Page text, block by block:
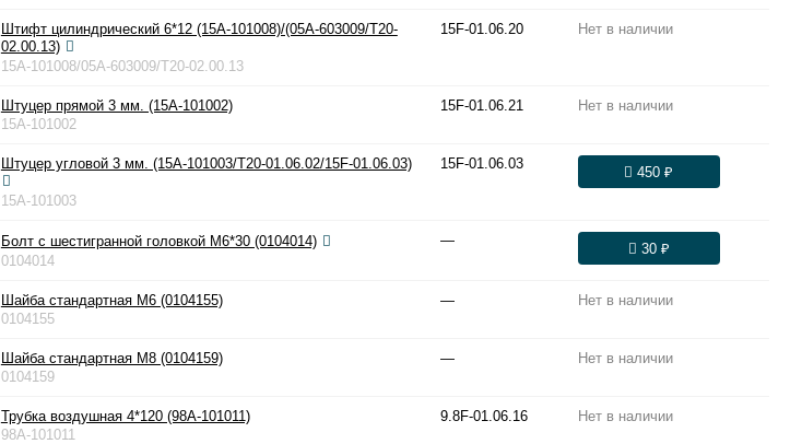
Штифт цилиндрический 6*12 (15A-101008)/(05A-603009/T20-
02.00.13)
15A-101008/05A-603009/T20-02.00.13
15F-01.06.20 Нет в наличии
Штуцер прямой 3 мм. (15A-101002)
15A-101002
15F-01.06.21 Нет в наличии
Штуцер угловой 3 мм. (15A-101003/T20-01.06.02/15F-01.06.03)
15A-101003
15F-01.06.03
450 ₽
Болт с шестигранной головкой М6*30 (0104014)
0104014
—
30 ₽
Шайба стандартная М6 (0104155)
0104155
— Нет в наличии
Шайба стандартная М8 (0104159)
0104159
— Нет в наличии
Трубка воздушная 4*120 (98A-101011)
98A-101011
9.8F-01.06.16 Нет в наличии